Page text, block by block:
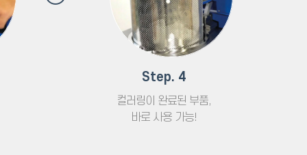
Step. 4
컬러링이 완료된 부품,
바로 사용 가능!